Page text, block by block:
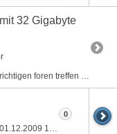
32 Gigabyte
Grund: danke fürs spammen erst mal die richtigen foren treffen dann sehen wir weiter.
01.12.2009 14:28:43
0